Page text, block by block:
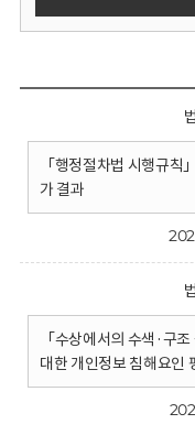
「행정절차법 시행규칙
가 결과
「수상에서의 수색·구
대한 개인정보 침해요인